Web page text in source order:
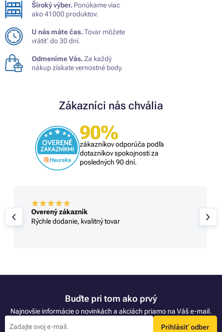
Široký výber. Ponúkame viac
ako 41000 produktov.
U nás máte čas.Tovar môžete
vrátiť do 30 dní.
Odmeníme Vás.Za každý
nákup získate vernostné body.
Zákazníci nás chvália
90%
zákazníkov odporúča podľa
dotazníkov spokojnosti za
posledných 90 dní.
Overený zákazník
Rýchle dodanie, kvalitný tovar
Buďte pri tom ako prvý
Najnovšie informácie o novinkách a akciách priamo na Váš e-mail.
Prihlásiť odber